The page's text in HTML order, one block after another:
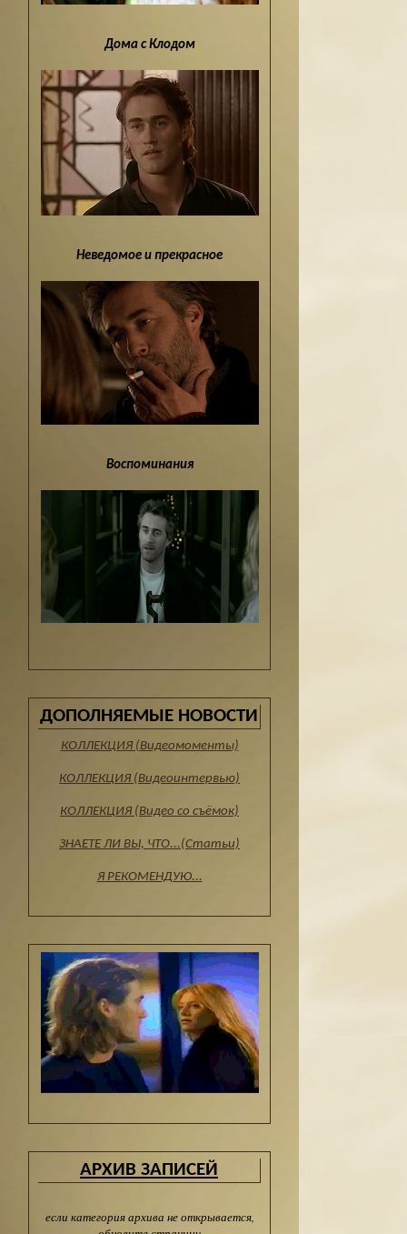
Дома с Клодом
Неведомое и прекрасное
Воспоминания
ДОПОЛНЯЕМЫЕ НОВОСТИ
КОЛЛЕКЦИЯ (Видеомоменты)
КОЛЛЕКЦИЯ (Видеоинтервью)
КОЛЛЕКЦИЯ (Видео со съёмок)
ЗНАЕТЕ ЛИ ВЫ, ЧТО...(Статьи)
Я РЕКОМЕНДУЮ...
АРХИВ ЗАПИСЕЙ
если категория архива не открывается,